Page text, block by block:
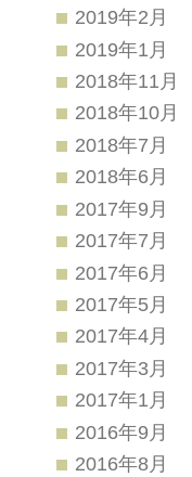
2019年2月
2019年1月
2018年11月
2018年10月
2018年7月
2018年6月
2017年9月
2017年7月
2017年6月
2017年5月
2017年4月
2017年3月
2017年1月
2016年9月
2016年8月